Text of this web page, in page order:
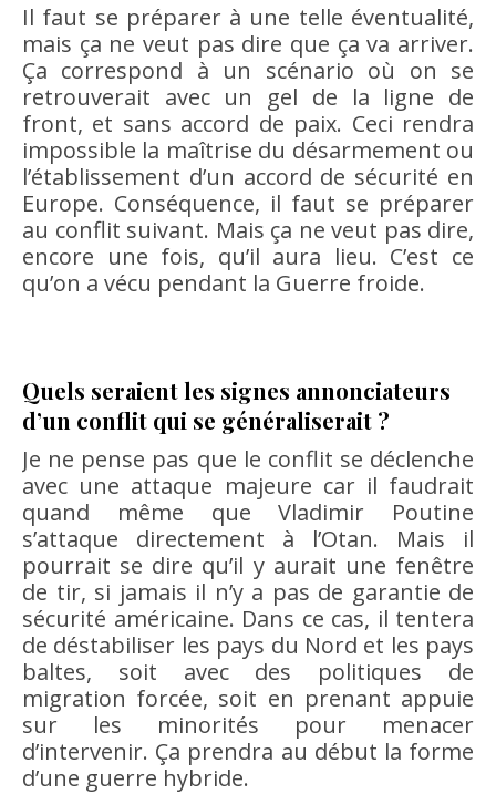
Il faut se préparer à une telle éventualité,
mais ça ne veut pas dire que ça va arriver.
Ça correspond à un scénario où on se
retrouverait avec un gel de la ligne de
front, et sans accord de paix. Ceci rendra
impossible la maîtrise du désarmement ou
l’établissement d’un accord de sécurité en
Europe. Conséquence, il faut se préparer
au conflit suivant. Mais ça ne veut pas dire,
encore une fois, qu’il aura lieu. C’est ce
qu’on a vécu pendant la Guerre froide.
Quels seraient les signes annonciateurs
d’un conflit qui se généraliserait ?
Je ne pense pas que le conflit se déclenche
avec une attaque majeure car il faudrait
quand même que Vladimir Poutine
s’attaque directement à l’Otan. Mais il
pourrait se dire qu’il y aurait une fenêtre
de tir, si jamais il n’y a pas de garantie de
sécurité américaine. Dans ce cas, il tentera
de déstabiliser les pays du Nord et les pays
baltes, soit avec des politiques de
migration forcée, soit en prenant appuie
sur les minorités pour menacer
d’intervenir. Ça prendra au début la forme
d’une guerre hybride.